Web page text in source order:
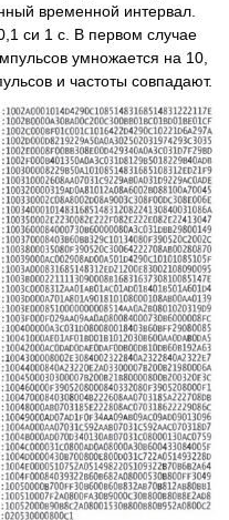
временной интервал.
си 1 с. В первом случае
умножается на 10,
и частоты совпадают.